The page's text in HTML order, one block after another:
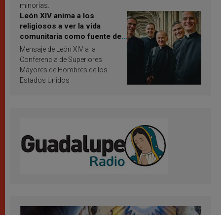
minorías.
León XIV anima a los
religiosos a ver la vida
comunitaria como fuente de
inspiración y santificación
Mensaje de León XIV a la
Conferencia de Superiores
Mayores de Hombres de los
Estados Unidos